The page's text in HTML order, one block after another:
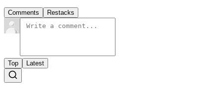
Comments Restacks
Top Latest